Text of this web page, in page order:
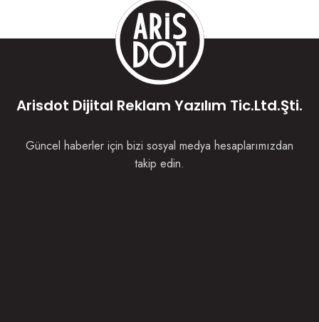
Arisdot Dijital Reklam Yazılım Tic.Ltd.Şti.
Güncel haberler için bizi sosyal medya hesaplarımızdan
takip edin.